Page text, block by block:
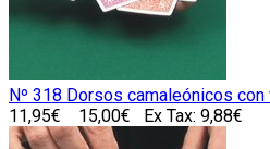
Nº 318 Dorsos camaleónicos
11,95€
15,00€ Ex Tax: 9,88€